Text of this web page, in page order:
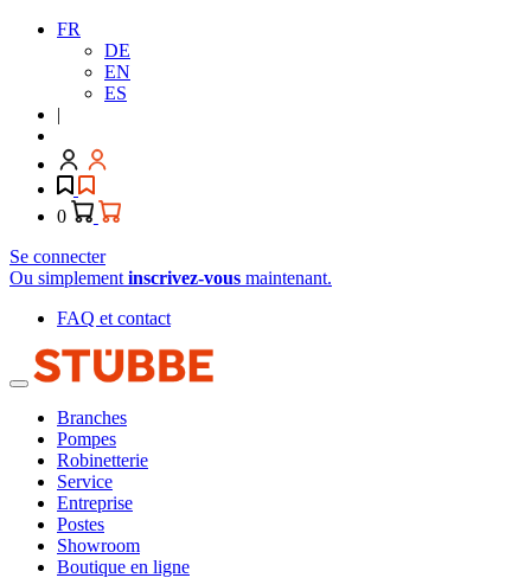
FR
DE
EN
ES
|
0
Se connecter
Ou simplement inscrivez-vous maintenant.
FAQ et contact
Branches
Pompes
Robinetterie
Service
Entreprise
Postes
Showroom
Boutique en ligne